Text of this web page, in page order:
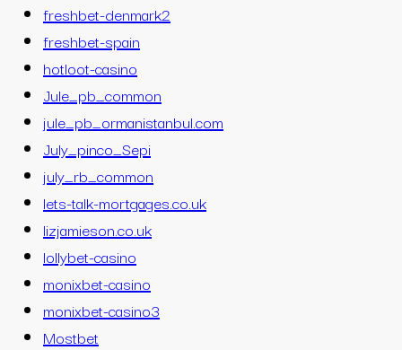
freshbet-denmark2
freshbet-spain
hotloot-casino
Jule_pb_common
jule_pb_ormanistanbul.com
July_pinco_Sepi
july_rb_common
lets-talk-mortgages.co.uk
lizjamieson.co.uk
lollybet-casino
monixbet-casino
monixbet-casino3
Mostbet